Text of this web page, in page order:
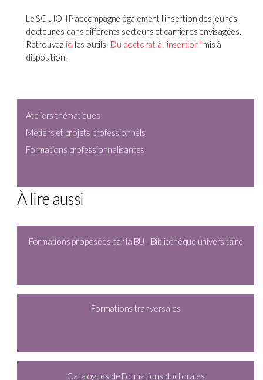
Le SCUIO-IP accompagne également l’insertion des jeunes
docteur.es dans différents secteurs et carrières envisagées.
Retrouvez ici les outils "Du doctorat à l’insertion" mis à
disposition.
Ateliers thématiques
Métiers et projets professionnels
Formations professionnalisantes
À lire aussi
Formations proposées par la BU - Bibliothèque universitaire
Formations tranversales
Catalogues de Formations doctorales